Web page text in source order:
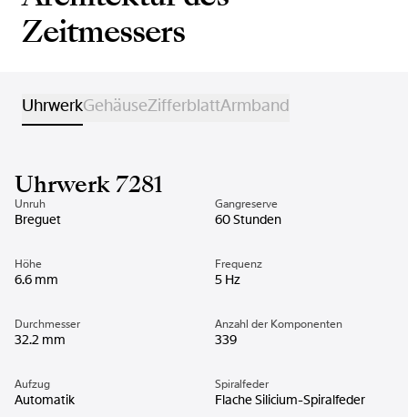
Zeitmessers
UhrwerkGehäuseZifferblattArmband
Uhrwerk 7281
Unruh
Breguet
Gangreserve
60 Stunden
Höhe
6.6 mm
Frequenz
5 Hz
Durchmesser
32.2 mm
Anzahl der Komponenten
339
Aufzug
Automatik
Spiralfeder
Flache Silicium-Spiralfeder